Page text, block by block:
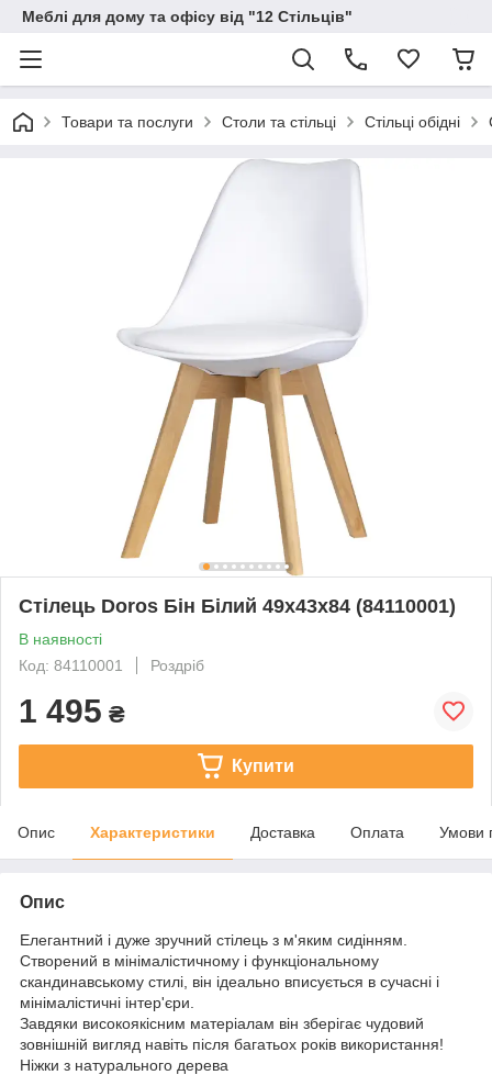
Меблі для дому та офісу від "12 Стільців"
Товари та послуги Столи та стільці Стільці обідні
Стілець Doros Бін Білий 49х43х84 (84110001)
В наявності
Код: 84110001
Роздріб
1 495 ₴
Купити
Опис Характеристики Доставка Оплата Умови
Опис
Елегантний і дуже зручний стілець з м'яким сидінням.
Створений в мінімалістичному і функціональному
скандинавському стилі, він ідеально вписується в сучасні і
мінімалістичні інтер'єри.
Завдяки високоякісним матеріалам він зберігає чудовий
зовнішній вигляд навіть після багатьох років використання!
Ніжки з натурального дерева